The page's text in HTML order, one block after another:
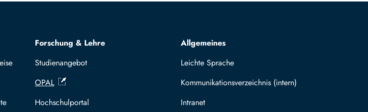
Forschung & Lehre
Studienangebot
OPAL
Hochschulportal
Allgemeines
Leichte Sprache
Kommunikationsverzeichnis (intern)
Intranet